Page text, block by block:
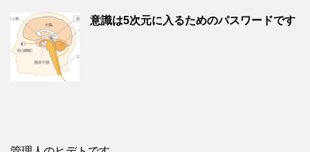
意識は5次元に入るためのパスワードです